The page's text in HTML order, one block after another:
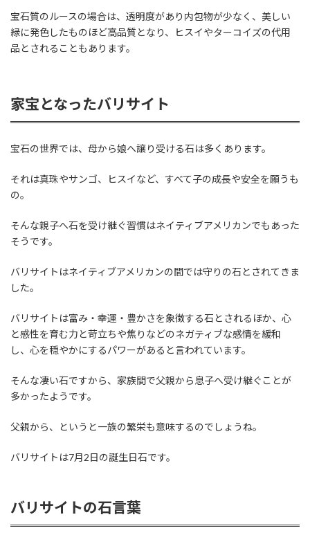
宝石質のルースの場合は、透明度があり内包物が少なく、美しい
緑に発色したものほど高品質となり、ヒスイやターコイズの代用
品とされることもあります。
家宝となったバリサイト
宝石の世界では、母から娘へ譲り受ける石は多くあります。
それは真珠やサンゴ、ヒスイなど、すべて子の成長や安全を願うも
の。
そんな親子へ石を受け継ぐ習慣はネイティブアメリカンでもあった
そうです。
バリサイトはネイティブアメリカンの間では守りの石とされてきま
した。
バリサイトは富み・幸運・豊かさを象徴する石とされるほか、心
と感性を育む力と苛立ちや焦りなどのネガティブな感情を緩和
し、心を穏やかにするパワーがあると言われています。
そんな凄い石ですから、家族間で父親から息子へ受け継ぐことが
多かったようです。
父親から、というと一族の繁栄も意味するのでしょうね。
バリサイトは7月2日の誕生日石です。
バリサイトの石言葉